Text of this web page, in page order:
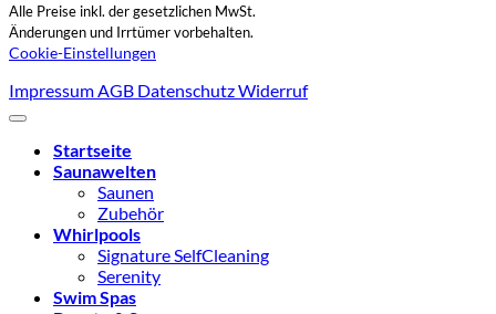
Alle Preise inkl. der gesetzlichen MwSt.
Änderungen und Irrtümer vorbehalten.
Cookie-Einstellungen
Impressum AGB DatenschutzWiderruf
Startseite
Saunawelten
Saunen
Zubehör
Whirlpools
Signature SelfCleaning
Serenity
Swim Spas